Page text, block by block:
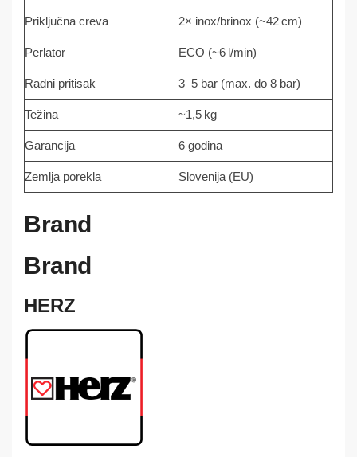
Priključna creva 2× inox/brinox (~42 cm)
Perlator ECO (~6 l/min)
Radni pritisak 3–5 bar (max. do 8 bar)
Težina ~1,5 kg
Garancija 6 godina
Zemlja porekla Slovenija (EU)
Brand
Brand
HERZ